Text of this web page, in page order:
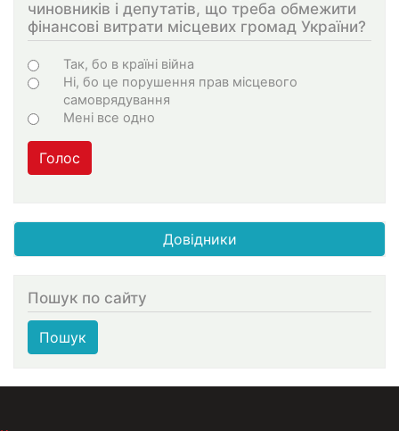
чиновників і депутатів, що треба обмежити
фінансові витрати місцевих громад України?
Варіанти
Так, бо в країні війна
Ні, бо це порушення прав місцевого
самоврядування
Мені все одно
Голос
Довідники
Пошук по сайту
Пошук
МЕНЮ В ПОДВАЛЕ